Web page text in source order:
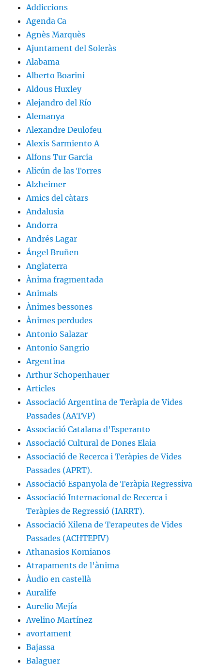
Addiccions
Agenda Ca
Agnès Marquès
Ajuntament del Soleràs
Alabama
Alberto Boarini
Aldous Huxley
Alejandro del Río
Alemanya
Alexandre Deulofeu
Alexis Sarmiento A
Alfons Tur Garcia
Alicún de las Torres
Alzheimer
Amics del càtars
Andalusia
Andorra
Andrés Lagar
Ángel Bruñen
Anglaterra
Ànima fragmentada
Animals
Ànimes bessones
Ànimes perdudes
Antonio Salazar
Antonio Sangrio
Argentina
Arthur Schopenhauer
Articles
Associació Argentina de Teràpia de Vides
Passades (AATVP)
Associació Catalana d'Esperanto
Associació Cultural de Dones Elaia
Associació de Recerca i Teràpies de Vides
Passades (APRT).
Associació Espanyola de Teràpia Regressiva
Associació Internacional de Recerca i
Teràpies de Regressió (IARRT).
Associació Xilena de Terapeutes de Vides
Passades (ACHTEPIV)
Athanasios Komianos
Atrapaments de l'ànima
Àudio en castellà
Auralife
Aurelio Mejía
Avelino Martínez
avortament
Bajassa
Balaguer